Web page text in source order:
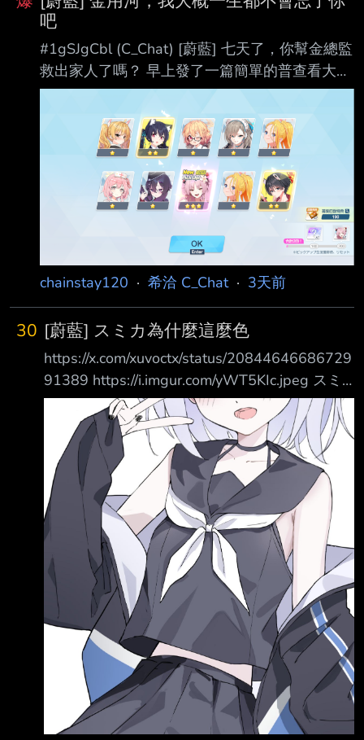
吧
#1gSJgCbl (C_Chat) [蔚藍] 七天了，你幫金總監
救出家人了嗎？ 早上發了一篇簡單的普查看大家
有沒有救出金總監的家人 結果中午回家開你遊上
來把巨大的邪惡抽回來 很幸運的不是199這種數
字出貨 https://i.imgur.com/942Bmq2.png 但幹
他媽的我是188出貨，操你媽的 這0.7%是我憑自
己本事抽出來的結果貢獻被全部歸零 100抽的
5050沒出貨之後就根本不稀罕有沒有送那40抽
了 我有能力補滿到200的話誰會在意那個40 就
是營運弄來安撫你但實際上安撫不了一點 本來這
種
chainstay120 · 希洽 C_Chat· 3天前
30 [蔚藍] スミカ為什麼這麼色
https://x.com/xuvoctx/status/20844646686729
91389 https://i.imgur.com/yWT5KIc.jpeg スミ
カ的圖持續增長 本次大黑馬，明明穿的看起來
很正常 但看起來就是非常色 特別是黑色指甲
油，實在是畫龍點睛 為什麼能想到設計成塗黑
色指甲油啊，哪個繪師快點出來認領，我真的是
要抓起來狠狠稱讚
https://x.com/izuoku_/status/20838496542368
52338 https://i.imgur.com/qlCdPZk.j